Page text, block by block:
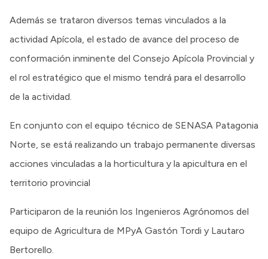
Además se trataron diversos temas vinculados a la
actividad Apícola, el estado de avance del proceso de
conformación inminente del Consejo Apícola Provincial y
el rol estratégico que el mismo tendrá para el desarrollo
de la actividad.
En conjunto con el equipo técnico de SENASA Patagonia
Norte, se está realizando un trabajo permanente diversas
acciones vinculadas a la horticultura y la apicultura en el
territorio provincial
Participaron de la reunión los Ingenieros Agrónomos del
equipo de Agricultura de MPyA Gastón Tordi y Lautaro
Bertorello.